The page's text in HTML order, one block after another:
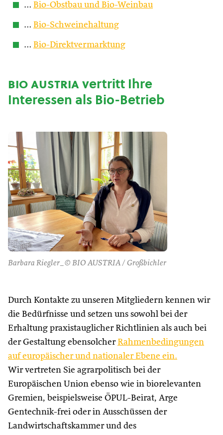
… Bio-Obstbau und Bio-Weinbau
… Bio-Schweinehaltung
… Bio-Direktvermarktung
bio austriavertritt Ihre
Interessen als Bio-Betrieb
Barbara Riegler_© BIO AUSTRIA / Großbichler
Durch Kontakte zu unseren Mitgliedern kennen wir
die Bedürfnisse und setzen uns sowohl bei der
Erhaltung praxistauglicher Richtlinien als auch bei
der Gestaltung ebensolcher Rahmenbedingungen
auf europäischer und nationaler Ebene ein.
Wir vertreten Sie agrarpolitisch bei der
Europäischen Union ebenso wie in biorelevanten
Gremien, beispielsweise ÖPUL-Beirat, Arge
Gentechnik-frei oder in Ausschüssen der
Landwirtschaftskammer und des